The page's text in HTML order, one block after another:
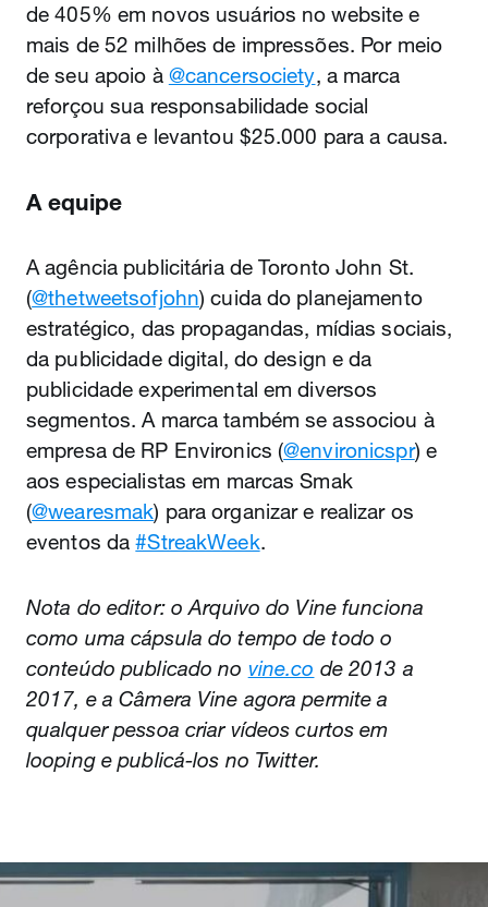
de 405% em novos usuários no website e
mais de 52 milhões de impressões. Por meio
de seu apoio à @cancersociety, a marca
reforçou sua responsabilidade social
corporativa e levantou $25.000 para a causa.
A equipe
A agência publicitária de Toronto John St.
(@thetweetsofjohn) cuida do planejamento
estratégico, das propagandas, mídias sociais,
da publicidade digital, do design e da
publicidade experimental em diversos
segmentos. A marca também se associou à
empresa de RP Environics (@environicspr) e
aos especialistas em marcas Smak
(@wearesmak) para organizar e realizar os
eventos da#StreakWeek.
Nota do editor: o Arquivo do Vine funciona
como uma cápsula do tempo de todo o
conteúdo publicado no vine.co de 2013 a
2017, e a Câmera Vine agora permite a
qualquer pessoa criar vídeos curtos em
looping e publicá-los no Twitter.